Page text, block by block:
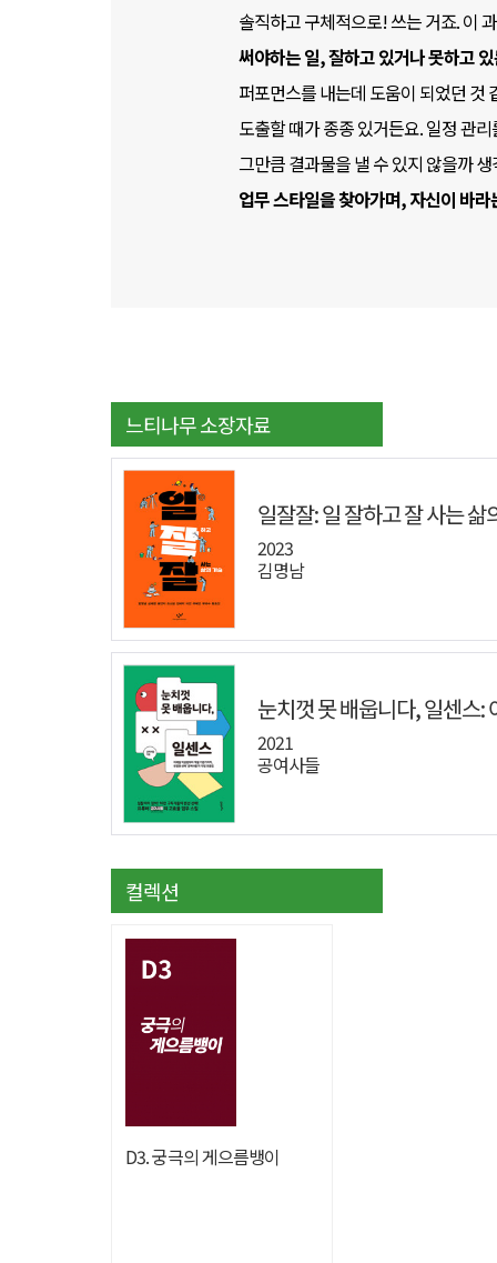
솔직하고 구체적으로! 쓰는 거죠. 이
써야하는 일, 잘하고 있거나 못하고
퍼포먼스를 내는데 도움이 되었던 것
도출할 때가 종종 있거든요. 일정 관
그만큼 결과물을 낼 수 있지 않을까
업무 스타일을 찾아가며, 자신이 바
느티나무 소장자료
일잘잘: 일 잘하고 잘 사는 삶
2023
김명남
눈치껏 못 배웁니다, 일센스:
엑셀 기본기까지|친절한 선
모음집
2021
공여사들
컬렉션
D3. 궁극의 게으름뱅이